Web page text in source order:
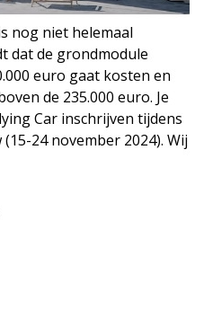
nog niet helemaal
dat de grondmodule
euro gaat kosten en
de 235.000 euro. Je
Car inschrijven tijdens
24 november 2024). Wij